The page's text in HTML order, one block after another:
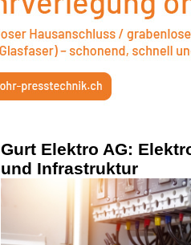
Gurt Elektro AG:
und Infrastruktur